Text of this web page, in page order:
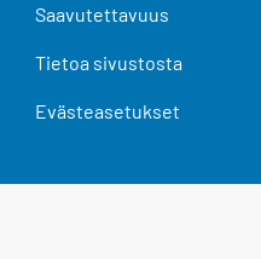
Saavutettavuus
Tietoa sivustosta
Evästeasetukset